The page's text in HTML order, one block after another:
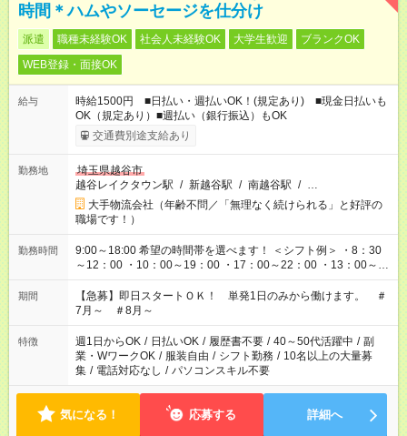
時間＊ハムやソーセージを仕分け
派遣 職種未経験OK 社会人未経験OK 大学生歓迎
ブランクOK
WEB登録・面接OK
給与
時給1500円 ■日払い・週払いOK！(規定あり) ■現金日払いも
OK（規定あり）■週払い（銀行振込）もOK
交通費別途支給あり
勤務地
埼玉県越谷市
越谷レイクタウン駅 / 新越谷駅 / 南越谷駅 / …
大手物流会社（年齢不問／「無理なく続けられる」と好評の
職場です！）
勤務時間
9:00～18:00 希望の時間帯を選べます！ ＜シフト例＞ ・8：30
～12：00 ・10：00～19：00 ・17：00～22：00 ・13：00～
22：00 ・22：00～翌6：00 など
期間
【急募】即日スタートＯＫ！ 単発1日のみから働けます。 ＃
7月～ ＃8月～
特徴 週1日からOK / 日払いOK / 履歴書不要 / 40～50代活躍中 / 副
業・WワークOK / 服装自由 / シフト勤務 / 10名以上の大量募
集 / 電話対応なし / パソコンスキル不要
気になる！ 応募する 詳細へ